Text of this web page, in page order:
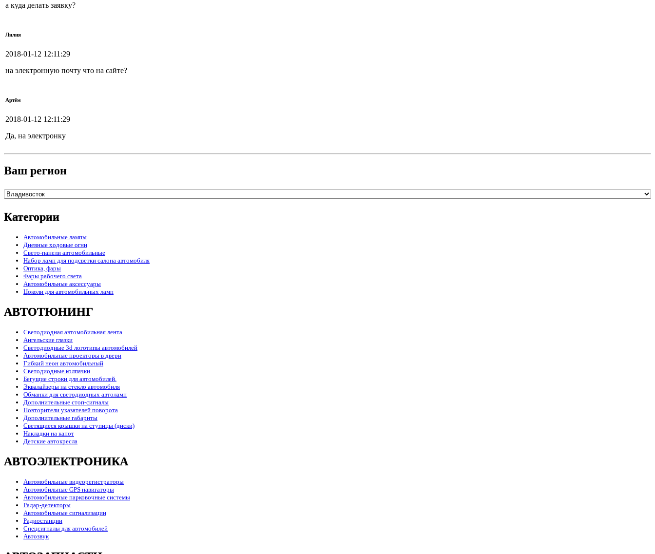
а куда делать заявку?
Лилия
2018-01-12 12:11:29
на электронную почту что на сайте?
Артём
2018-01-12 12:11:29
Да, на электронку
Ваш регион
Категории
Автомобильные лампы
Дневные ходовые огни
Свето-панели автомобильные
Набор ламп для подсветки салона автомобиля
Оптика, фары
Фары рабочего света
Автомобильные аксессуары
Цоколи для автомобильных ламп
АВТОТЮНИНГ
Светодиодная автомобильная лента
Ангельские глазки
Светодиодные 3d логотипы автомобилей
Автомобильные проекторы в двери
Гибкий неон автомобильный
Светодиодные колпачки
Бегущие строки для автомобилей.
Эквалайзеры на стекло автомобиля
Обманки для светодиодных автоламп
Дополнительные стоп-сигналы
Повторители указателей поворота
Дополнительные габариты
Светящиеся крышки на ступицы (диски)
Накладки на капот
Детские автокресла
АВТОЭЛЕКТРОНИКА
Автомобильные видеорегистраторы
Автомобильные GPS навигаторы
Автомобильные парковочные системы
Радар-детекторы
Автомобильные сигнализации
Радиостанции
Спецсигналы для автомобилей
Автозвук